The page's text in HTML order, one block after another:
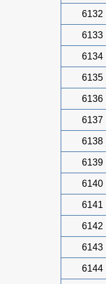
6132
6133
6134
6135
6136
6137
6138
6139
6140
6141
6142
6143
6144